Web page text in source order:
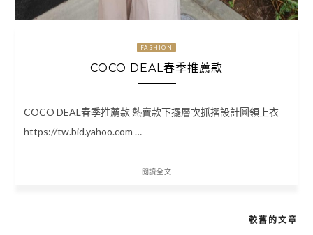
FASHION
COCO DEAL春季推薦款
COCO DEAL春季推薦款 熱賣款下擺層次抓摺設計圓領上衣
https://tw.bid.yahoo.com …
閱讀全文
較舊的文章